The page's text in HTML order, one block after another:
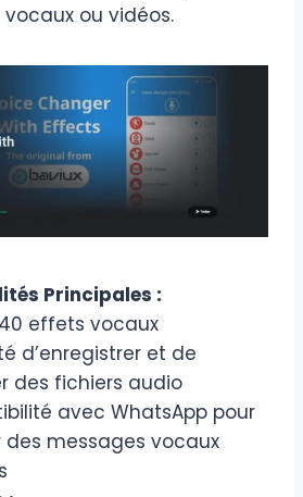
ou vidéos.
Principales :
effets vocaux
d’enregistrer et de
des fichiers audio
avec WhatsApp pour
des messages vocaux